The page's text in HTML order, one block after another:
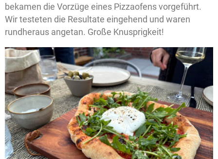
bekamen die Vorzüge eines Pizzaofens vorgeführt.
Wir testeten die Resultate eingehend und waren
rundheraus angetan. Große Knusprigkeit!